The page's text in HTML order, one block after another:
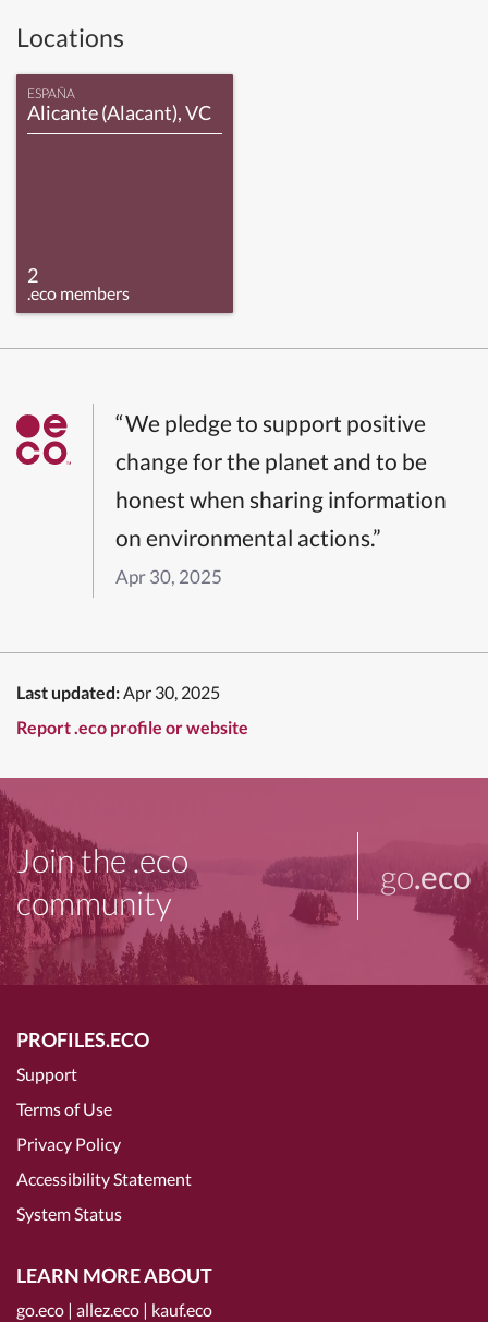
Locations
ESPAÑA
Alicante (Alacant), VC
2
.eco members
“We pledge to support positive
change for the planet and to be
honest when sharing information
on environmental actions.”
Apr 30, 2025
Last updated:Apr 30, 2025
Report .eco profile or website
Join the .eco
community
go.eco
PROFILES.ECO
Support
Terms of Use
Privacy Policy
Accessibility Statement
System Status
LEARN MORE ABOUT
go.eco | allez.eco | kauf.eco